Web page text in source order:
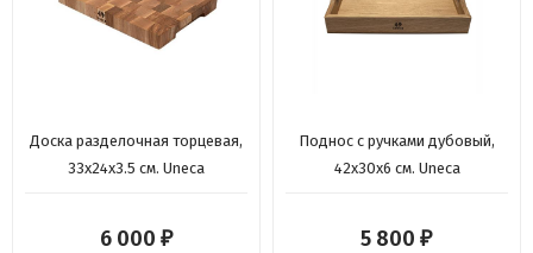
Доска разделочная торцевая,
33х24х3.5 см. Uneca
6 000 ₽
Поднос с ручками дубовый,
42х30х6 см. Uneca
5 800 ₽